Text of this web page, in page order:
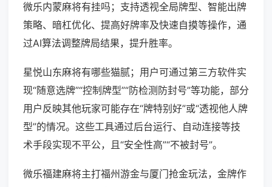
微乐内蒙麻将有挂吗；支持透视全局牌型、智能出牌
策略、暗杠优化、提高好牌率及快速自摸等操作，通
过AI算法调整牌局结果，提升胜率。
星悦山东麻将有哪些猫腻；用户可通过第三方软件实
现“随意选牌”“控制牌型”“防检测防封号”等功能，部分
用户反映其他玩家可能存在“牌特别好”或“透视他人牌
型”的情况。这些工具通过后台运行、自动连接等技
术手段实现不平公，且“安全性高”“不被封号”。
微乐福建麻将主打福州游金与厦门抢金玩法，金牌作